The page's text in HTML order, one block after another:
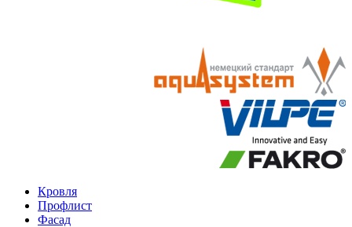
Кровля
Профлист
Фасад